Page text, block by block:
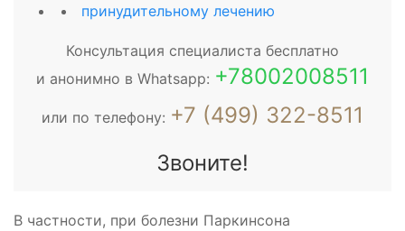
принудительному лечению
Консультация специалиста бесплатно
и анонимно в Whatsapp: +78002008511
или по телефону: +7 (499) 322-8511
Звоните!
В частности, при болезни Паркинсона